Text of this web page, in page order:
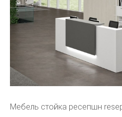
Мебель стойка ресепшн